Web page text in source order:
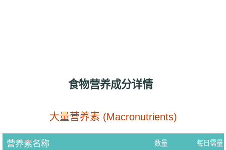
食物营养成分详情
大量营养素 (Macronutrients)
营养素名称 数量 每日需量